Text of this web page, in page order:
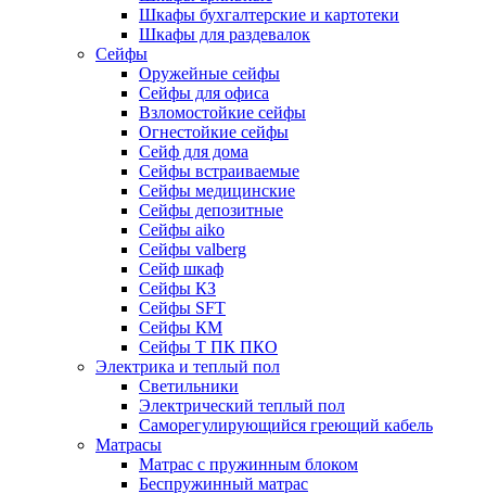
Шкафы бухгалтерские и картотеки
Шкафы для раздевалок
Сейфы
Оружейные сейфы
Сейфы для офиса
Взломостойкие сейфы
Огнестойкие сейфы
Cейф для дома
Сейфы встраиваемые
Сейфы медицинские
Сейфы депозитные
Сейфы aiko
Сейфы valberg
Сейф шкаф
Сейфы КЗ
Сейфы SFT
Сейфы КМ
Сейфы Т ПК ПКО
Электрика и теплый пол
Светильники
Электрический теплый пол
Саморегулирующийся греющий кабель
Матрасы
Матрас с пружинным блоком
Беспружинный матрас